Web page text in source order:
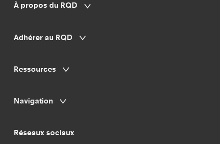
À propos du RQD
Adhérer au RQD
Ressources
Navigation
Réseaux sociaux